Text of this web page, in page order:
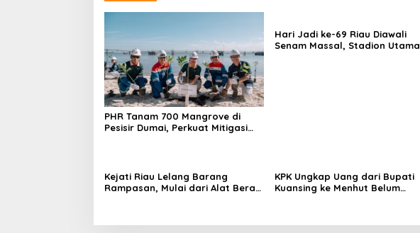
PHR Tanam 700 Mangrove di
Pesisir Dumai, Perkuat Mitigasi
Hari Jadi ke-69 Riau Diawali
Senam Massal, Stadion Utama
Kejati Riau Lelang Barang
Rampasan, Mulai dari Alat Berat
KPK Ungkap Uang dari Bupati
Kuansing ke Menhut Belum